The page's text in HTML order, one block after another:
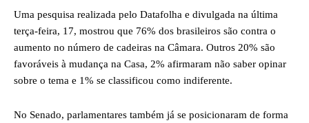
Uma pesquisa realizada pelo Datafolha e divulgada na última
terça-feira, 17, mostrou que 76% dos brasileiros são contra o
aumento no número de cadeiras na Câmara. Outros 20% são
favoráveis à mudança na Casa, 2% afirmaram não saber opinar
sobre o tema e 1% se classificou como indiferente.
No Senado, parlamentares também já se posicionaram de forma